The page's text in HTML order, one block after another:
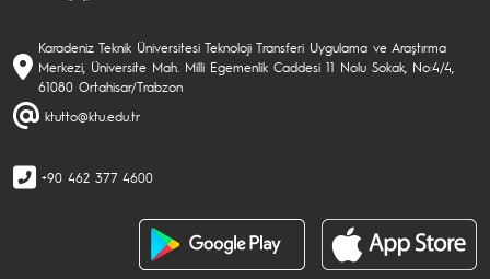
Karadeniz Teknik Üniversitesi Teknoloji Transferi Uygulama ve Araştırma
Merkezi, Üniversite Mah. Milli Egemenlik Caddesi 11 Nolu Sokak, No:4/4,
61080 Ortahisar/Trabzon
ktutto@ktu.edu.tr
+90 462 377 4600